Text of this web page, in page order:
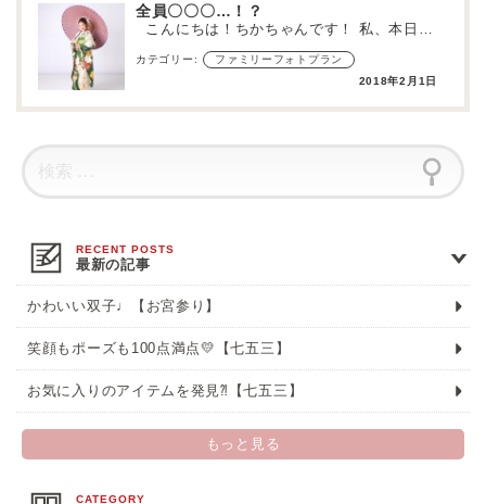
全員〇〇〇…！？
カテゴリー:
ファミリーフォトプラン
2018年2月1日
最新の記事
かわいい双子♩【お宮参り】
笑顔もポーズも100点満点💛【七五三】
お気に入りのアイテムを発見⁈【七五三】
もっと見る